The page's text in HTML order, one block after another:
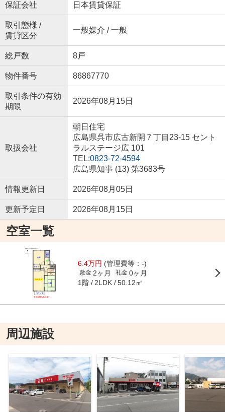
保証会社 日本賃貸保証
取引態様 /
賃貸区分
一般媒介 / 一般
総戸数 8戸
物件番号 86867770
取引条件の有効
期限
2026年08月15日
取扱会社
朝日住宅
広島県呉市広古新開７丁目23-15 セント
ラルステージ広 101
TEL:0823-72-4594
広島県知事 (13) 第3683号
情報更新日 2026年08月05日
更新予定日 2026年08月15日
空室一覧
6.4万円 (管理費等：-)
敷金 2ヶ月 礼金 0ヶ月
1階 2LDK 50.12㎡
周辺施設